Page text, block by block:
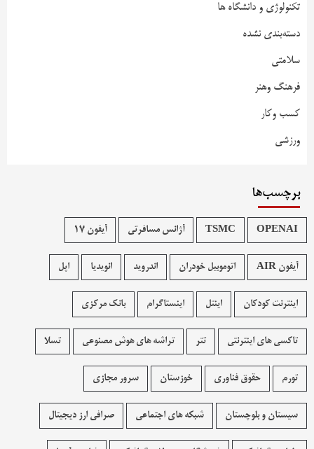
تکنولوژی و دانشگاه ها
دسته‌بندی نشده
سلامتی
فرهنگ وهنر
کسب وکار
ورزشی
برچسب‌ها
OPENAI
TSMC آژانس مسافرتی آیفون 17
آیفون AIR اتوموبیل خودران اندروید انویدیا اپل
اینترنت کودکان اینتل اینستاگرام بانک مرکزی
تاکسی های اینترنتی تتر تراشه های هوش مصنوعی تسلا
تورم حقوق فناوری خوزستان سرور مجازی
سیستان و بلوچستان شبکه های اجتماعی صرافی ارز دیجیتال